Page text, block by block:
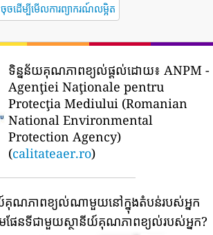
ចុចដើម្បីមើលការព្យាករណ៍លម្អិត
ទិន្នន័យគុណភាពខ្យល់ផ្តល់ដោយ៖ ANPM -
Agenţiei Naţionale pentru
Protecţia Mediului (Romanian
National Environmental
Protection Agency)
(calitateaer.ro)
យ៍គុណភាពខ្យល់ណាមួយនៅក្នុងតំបន់របស់អ្នក
ផែនទីជាមួយស្ថានីយ៍គុណភាពខ្យល់របស់អ្នក?